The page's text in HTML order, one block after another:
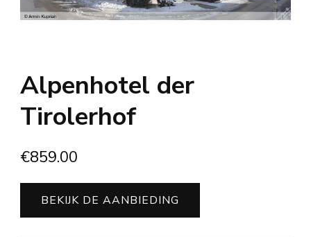
Alpenhotel der
Tirolerhof
€859.00
BEKIJK DE AANBIEDING